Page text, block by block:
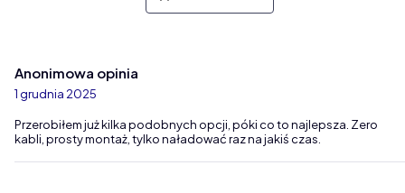
Anonimowa opinia
1 grudnia 2025
Przerobiłem już kilka podobnych opcji, póki co to najlepsza. Zero
kabli, prosty montaż, tylko naładować raz na jakiś czas.